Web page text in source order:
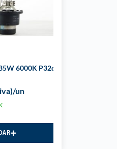
6000K P32d-5
/un